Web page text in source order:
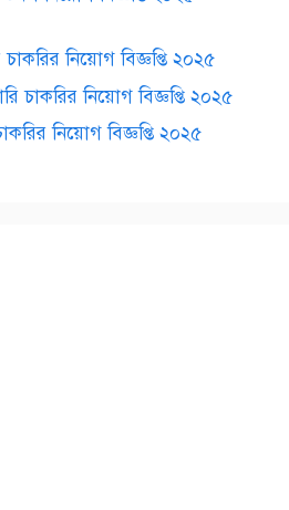
নিয়োগ বিজ্ঞপ্তি ২০২৫
চাকরির নিয়োগ বিজ্ঞপ্তি ২০২৫
নিয়োগ বিজ্ঞপ্তি ২০২৫